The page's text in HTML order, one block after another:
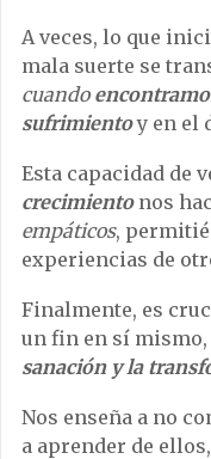
A veces, lo que
mala suerte se
cuando
sufrimientoy en el
Esta capacidad de
crecimientonos
empáticos,
experiencias de
Finalmente, es
un fin en sí
sanación y la
Nos enseña a no
a aprender de